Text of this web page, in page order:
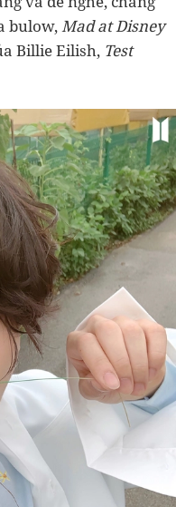
bulow,Mad at Disney
Billie Eilish, Test